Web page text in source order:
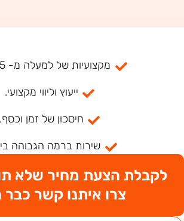
מקצועיות של למעלה מ- 15 שנה.
ייעוץ וליווי מקצועי.
חיסכון של זמן וכסף.
שירות ברמה הגבוהה
לקבלת הצעת מחיר שלא
צרו איתנו קשר כבר